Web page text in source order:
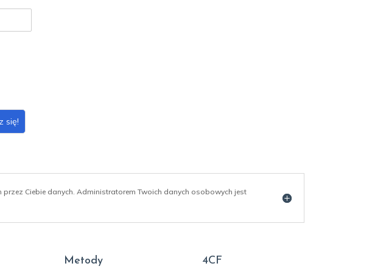
się!
Ciebie danych. Administratorem Twoich danych osobowych jest
Metody 4CF